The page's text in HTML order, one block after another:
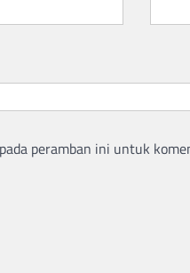
peramban ini untuk